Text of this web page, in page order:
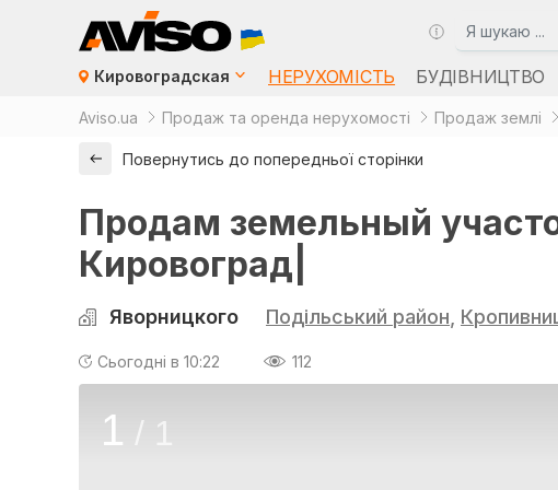
Кировоградская НЕРУХОМІСТЬ БУДІВНИЦТВО
Aviso.ua Продаж та оренда нерухомості Продаж землі
Повернутись до попередньої сторінки
Продам земельный
Кировоград|
Яворницкого Подільський район
Сьогодні в 10:22 112
1 / 1